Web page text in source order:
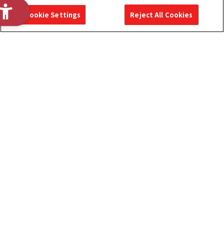
2028年度
ENTRY
MYPAGE
2027年度
MYPAGE
あなたにとって
バンダイ・BANDAI SPIRITSとは？
Cookie Settings Reject All Cookies